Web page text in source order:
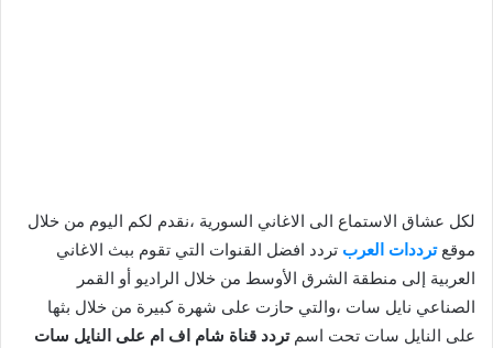
لكل عشاق الاستماع الى الاغاني السورية ،نقدم لكم اليوم من خلال
موقعترددات العرب تردد افضل القنوات التي تقوم ببث الاغاني
العربية إلى منطقة الشرق الأوسط من خلال الراديو أو القمر
الصناعي نايل سات ،والتي حازت على شهرة كبيرة من خلال بثها
على النايل سات تحت اسمتردد قناة شام اف ام على النايل سات